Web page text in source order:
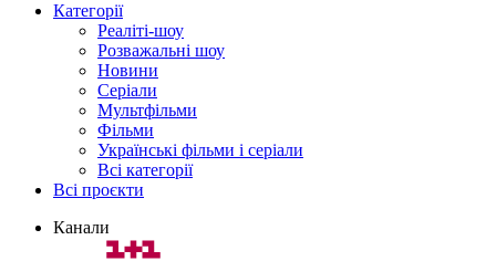
Категорії
Реаліті-шоу
Розважальні шоу
Новини
Серіали
Мультфільми
Фільми
Українські фільми і серіали
Всі категорії
Всі проєкти
Канали